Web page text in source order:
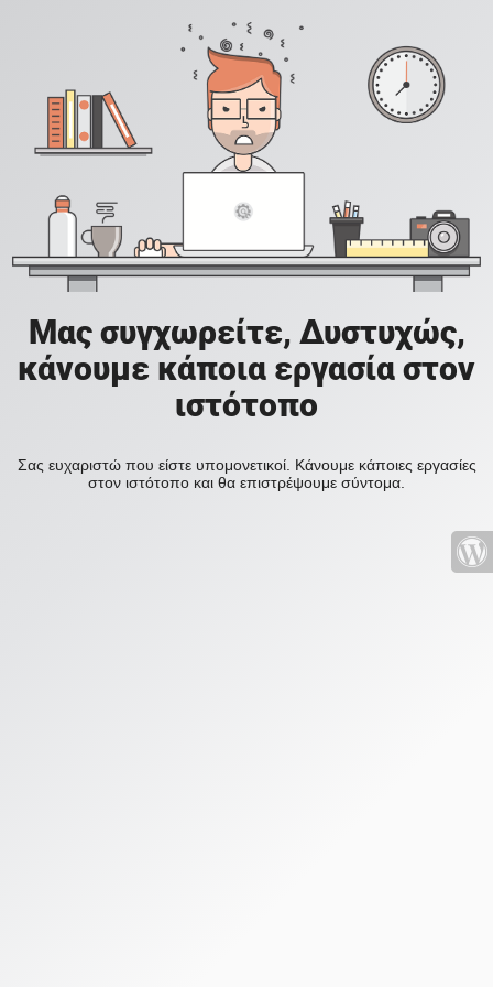
Μας συγχωρείτε, Δυστυχώς,
κάνουμε κάποια εργασία στον
ιστότοπο
Σας ευχαριστώ που είστε υπομονετικοί. Κάνουμε κάποιες εργασίες
στον ιστότοπο και θα επιστρέψουμε σύντομα.